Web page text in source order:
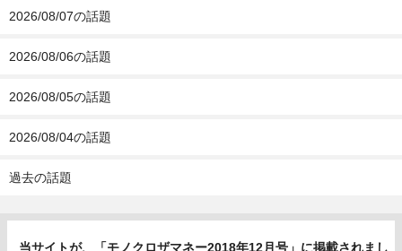
2026/08/07の話題
2026/08/06の話題
2026/08/05の話題
2026/08/04の話題
過去の話題
当サイトが、「モノクロザマネー2018年12月号」に掲載されまし